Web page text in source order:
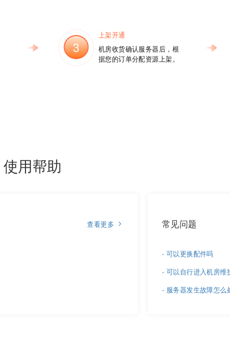
3
上架开通
机房收货确认服务器后，根
据您的订单分配资源上架。
使用帮助
查看更多 常见问题
- 可以更换配件吗
- 可以自行进入机房维
- 服务器发生故障怎么